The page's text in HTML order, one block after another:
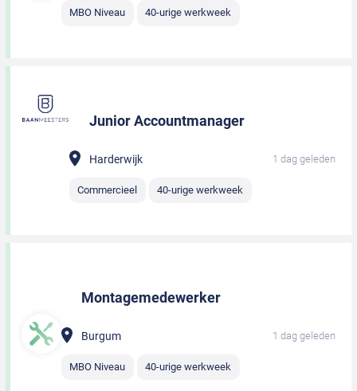
MBO Niveau 40-urige werkweek
Junior Accountmanager
Harderwijk 1 dag geleden
Commercieel 40-urige werkweek
Montagemedewerker
Burgum 1 dag geleden
MBO Niveau 40-urige werkweek